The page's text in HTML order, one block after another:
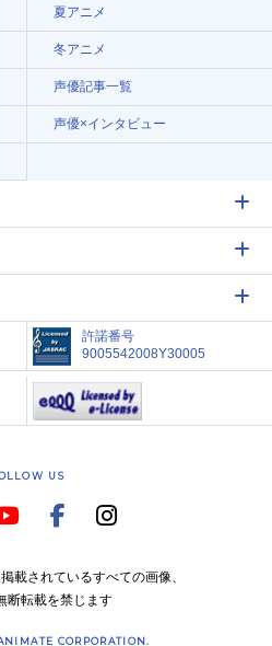
夏アニメ
冬アニメ
声優記事一覧
声優×インタビュー
許諾番号
9005542008Y30005
US
載されているすべての画像、
断転載を禁じます
CORPORATION.